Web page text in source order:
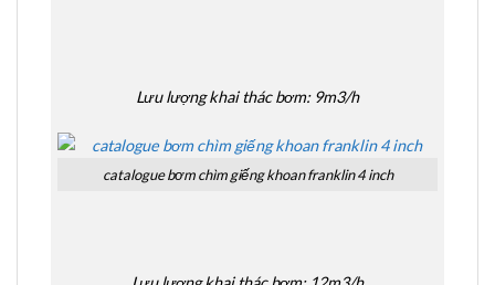
Lưu lượng khai thác bơm: 9m3/h
catalogue bơm chìm giếng khoan franklin 4 inch